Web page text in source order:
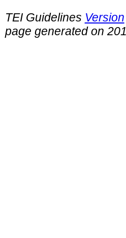
TEI Guidelines Version
page generated on